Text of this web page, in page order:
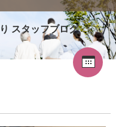
スタッフブログ
2
21 22
23